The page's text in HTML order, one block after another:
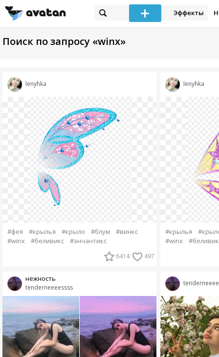
Эффекты
Поиск по запросу «winx»
lenyhka
#фея #крылья #крыло #блум
#винкс
#winx
#беливикс #энчантикс
6414 497
tenderneeeessss
нежность
lenyhka
#крылья
#winx